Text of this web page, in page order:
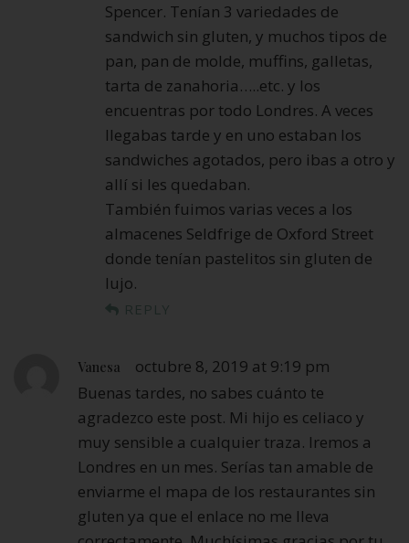
Spencer. Tenían 3 variedades de
sandwich sin gluten, y muchos tipos de
pan, pan de molde, muffins, galletas,
tarta de zanahoria…..etc. y los
encuentras por todo Londres. A veces
llegabas tarde y en uno estaban los
sandwiches agotados, pero ibas a otro y
allí si les quedaban.
También fuimos varias veces a los
almacenes Seldfrige de Oxford Street
donde tenían pastelitos sin gluten de
lujo.
REPLY
Vanesa
octubre 8, 2019 at 9:19 pm
Buenas tardes, no sabes cuánto te
agradezco este post. Mi hijo es celiaco y
muy sensible a cualquier traza. Iremos a
Londres en un mes. Serías tan amable de
enviarme el mapa de los restaurantes sin
gluten ya que el enlace no me lleva